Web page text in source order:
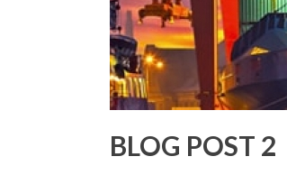
BLOG POST 2